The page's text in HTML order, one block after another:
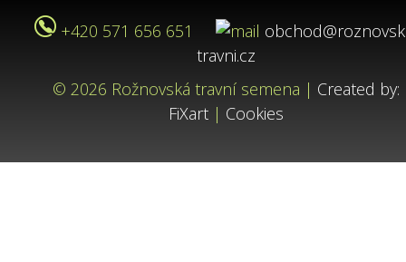
+420 571 656 651
travni.cz
© 2026 Rožnovská travní semena | Created by:
FiXart | Cookies